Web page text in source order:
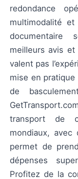
redondance
multimodalité et
documentaire
meilleurs avis
valent pas
mise en pratique
de
transport de
mondiaux, avec
permet de
dépenses
Profitez de la